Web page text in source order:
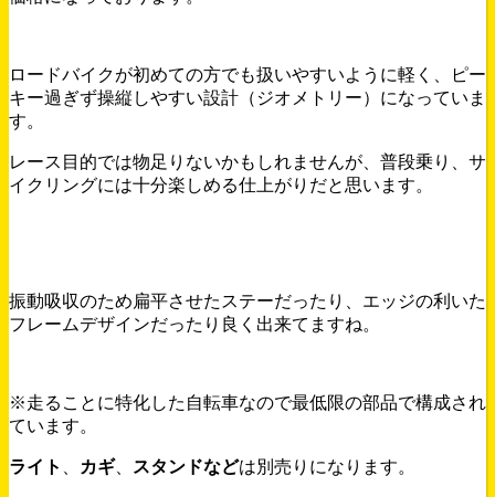
ロードバイクが初めての方でも扱いやすいように軽く、ピー
キー過ぎず操縦しやすい設計（ジオメトリー）になっていま
す。
レース目的では物足りないかもしれませんが、普段乗り、サ
イクリングには十分楽しめる仕上がりだと思います。
振動吸収のため扁平させたステーだったり、エッジの利いた
フレームデザインだったり良く出来てますね。
※走ることに特化した自転車なので最低限の部品で構成され
ています。
ライト カギ、 スタンドなどは別売りになります。